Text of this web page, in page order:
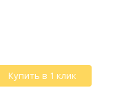
Купить в 1 клик